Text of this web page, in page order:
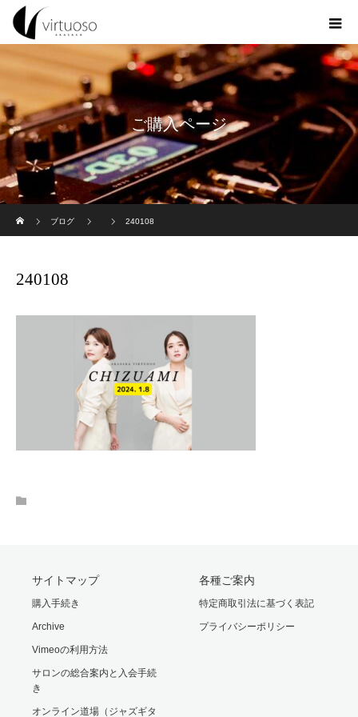
ご購入ページ
ブログ
240108
240108
サイトマップ
購入手続き
Archive
Vimeoの利用方法
サロンの総合案内と入会手続
き
オンライン道場（ジャズギタ
各種ご案内
特定商取引法に基づく表記
プライバシーポリシー